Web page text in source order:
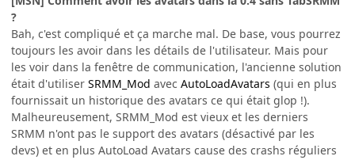
?
Bah, c'est compliqué et ça marche mal. De base, vous pourrez
toujours les avoir dans les détails de l'utilisateur. Mais pour
les voir dans la fenêtre de communication, l'ancienne solution
était d'utiliser SRMM_Mod avec AutoLoadAvatars (qui en plus
fournissait un historique des avatars ce qui était glop !).
Malheureusement, SRMM_Mod est vieux et les derniers
SRMM n'ont pas le support des avatars (désactivé par les
devs) et en plus AutoLoad Avatars cause des crashs réguliers